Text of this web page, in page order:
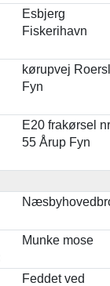
Esbjerg
Fiskerihavn
kørupvej
Fyn
E20 frakørsel
55 Årup Fyn
Munke mose
Feddet ved